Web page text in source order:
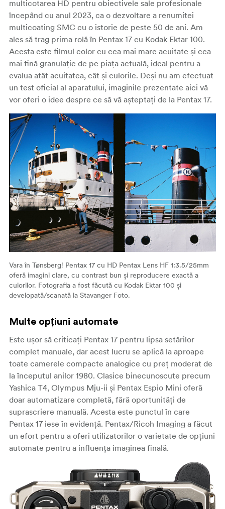
multicotarea HD pentru obiectivele sale profesionale
începând cu anul 2023, ca o dezvoltare a renumitei
multicoating SMC cu o istorie de peste 50 de ani. Am
ales să trag prima rolă în Pentax 17 cu Kodak Ektar 100.
Acesta este filmul color cu cea mai mare acuitate și cea
mai fină granulație de pe piața actuală, ideal pentru a
evalua atât acuitatea, cât și culorile. Deși nu am efectuat
un test oficial al aparatului, imaginile prezentate aici vă
vor oferi o idee despre ce să vă așteptați de la Pentax 17.
Vara în Tønsberg! Pentax 17 cu HD Pentax Lens HF 1:3.5/25mm
oferă imagini clare, cu contrast bun și reproducere exactă a
culorilor. Fotografia a fost făcută cu Kodak Ektar 100 și
developată/scanată la Stavanger Foto.
Multe opțiuni automate
Este ușor să criticați Pentax 17 pentru lipsa setărilor
complet manuale, dar acest lucru se aplică la aproape
toate camerele compacte analogice cu preț moderat de
la începutul anilor 1980. Clasice binecunoscute precum
Yashica T4, Olympus Mju-ii și Pentax Espio Mini oferă
doar automatizare completă, fără oportunități de
suprascriere manuală. Acesta este punctul în care
Pentax 17 iese în evidență. Pentax/Ricoh Imaging a făcut
un efort pentru a oferi utilizatorilor o varietate de opțiuni
automate pentru a influența imaginea finală.